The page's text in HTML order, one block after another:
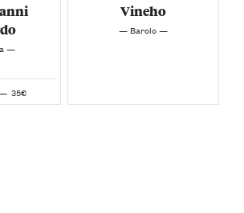
—
— 35€
Vineho
— Barolo —